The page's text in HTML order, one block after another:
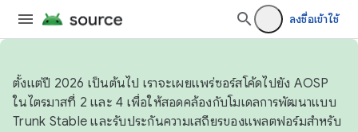
ลงชื่อเข้าใช้
ตั้งแต่ปี 2026 เป็นต้นไป เราจะเผยแพร่ซอร์สโค้ดไปยัง AOSP
ในไตรมาสที่ 2 และ 4 เพื่อให้สอดคล้องกับโมเดลการพัฒนาแบบ
Trunk Stable และรับประกันความเสถียรของแพลตฟอร์มสำหรับ